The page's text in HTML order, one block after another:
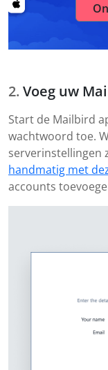
Voeg uw
Start de Mailbird
wachtwoord toe.
serverinstellingen
handmatig met
accounts